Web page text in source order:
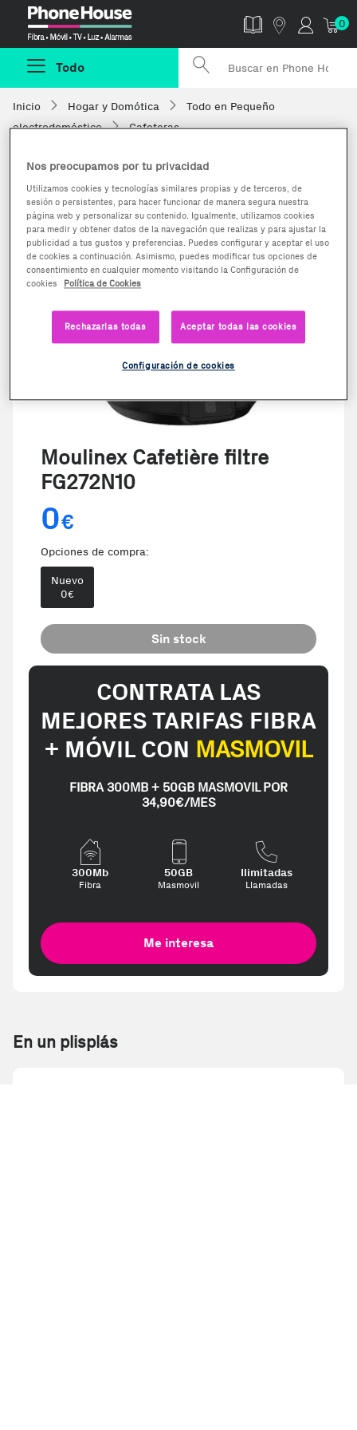
0
Todo
Inicio Hogar y Domótica
Todo en Pequeño
electrodoméstico
Cafeteras
Moulinex Cafetière filtre
FG272N10
0€
Opciones de compra:
Nuevo
0€
Sin stock
CONTRATA LAS
MEJORES TARIFAS FIBRA
+ MÓVIL CON MASMOVIL
FIBRA 300MB + 50GB MASMOVIL POR
34,90€/MES
300Mb
Fibra
50GB
Masmovil
Ilimitadas
Llamadas
Me interesa
En un plisplás
Nos preocupamos por tu privacidad
Utilizamos cookies y tecnologías similares propias y de terceros, de
sesión o persistentes, para hacer funcionar de manera segura nuestra
página web y personalizar su contenido. Igualmente, utilizamos cookies
para medir y obtener datos de la navegación que realizas y para ajustar la
publicidad a tus gustos y preferencias. Puedes configurar y aceptar el uso
de cookies a continuación. Asimismo, puedes modificar tus opciones de
consentimiento en cualquier momento visitando la Configuración de
cookies
Política de Cookies
Rechazarlas todas Aceptar todas las cookies
Configuración de cookies